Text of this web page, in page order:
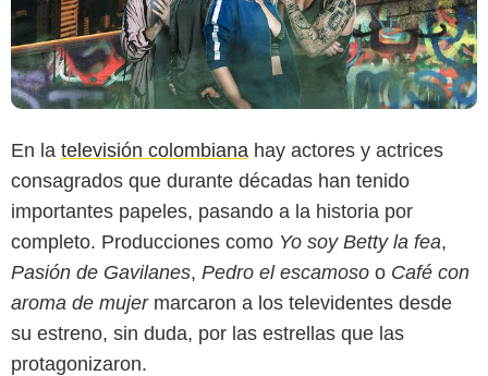
En la televisión colombiana hay actores y actrices
consagrados que durante décadas han tenido
importantes papeles, pasando a la historia por
completo. Producciones como Yo soy Betty la fea,
Pasión de Gavilanes, Pedro el escamoso o Café con
aroma de mujer marcaron a los televidentes desde
su estreno, sin duda, por las estrellas que las
protagonizaron.